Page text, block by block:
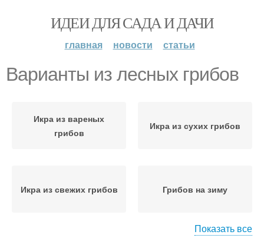
ИДЕИ ДЛЯ САДА И ДАЧИ
главная новости статьи
Варианты из лесных грибов
Икра из вареных
грибов
Икра из сухих грибов
Икра из свежих грибов Грибов на зиму
Показать все